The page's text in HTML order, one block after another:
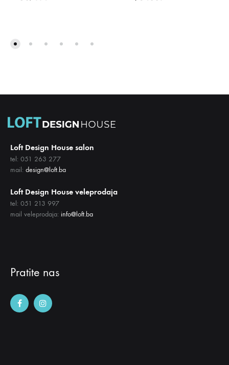
Loft Design House salon
tel: 051 263 277
mail: design@loft.ba
Loft Design House veleprodaja
tel: 051 213 997
mail veleprodaja: info@loft.ba
Pratite nas